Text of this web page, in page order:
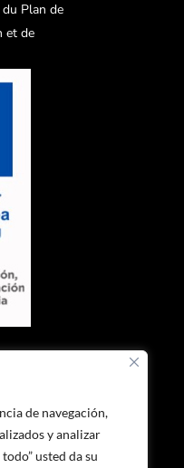
de navegación,
y analizar
usted da su
Plan de
et de